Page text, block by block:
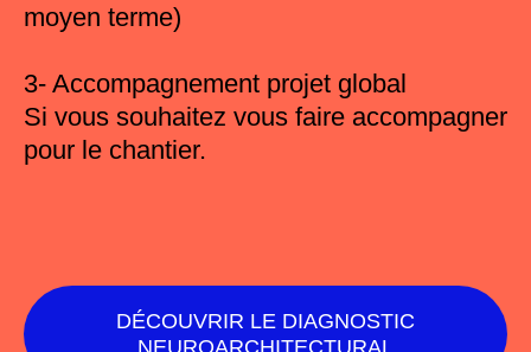
moyen terme)
3- Accompagnement projet global
Si vous souhaitez vous faire accompagner
pour le chantier.
DÉCOUVRIR LE DIAGNOSTIC
NEUROARCHITECTURAL